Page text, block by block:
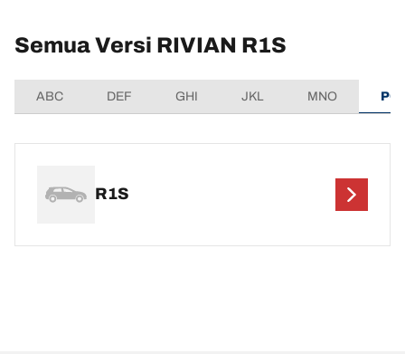
Semua Versi RIVIAN R1S
ABC DEF GHI JKL MNO
R1S